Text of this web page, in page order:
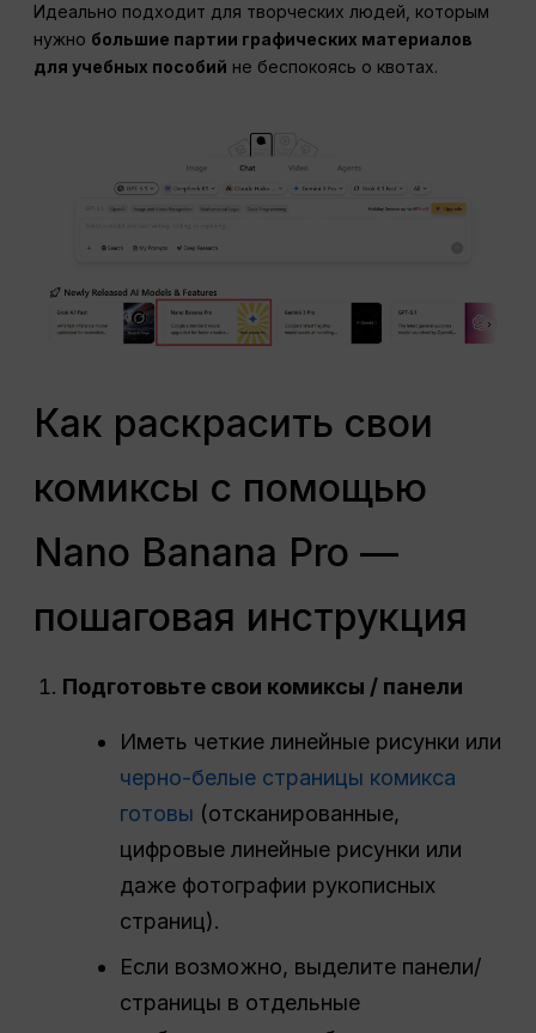
Идеально подходит для творческих людей, которым
нужно большие партии графических материалов
для учебных пособий не беспокоясь о квотах.
Как раскрасить свои
комиксы с помощью
Nano Banana Pro —
пошаговая инструкция
Подготовьте свои комиксы / панели
Иметь четкие линейные рисунки или
черно-белые страницы комикса
готовы (отсканированные,
цифровые линейные рисунки или
даже фотографии рукописных
страниц).
Если возможно, выделите панели/
страницы в отдельные